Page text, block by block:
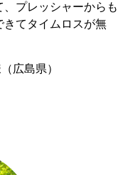
プレッシャーからも
きてタイムロスが無
広島県）